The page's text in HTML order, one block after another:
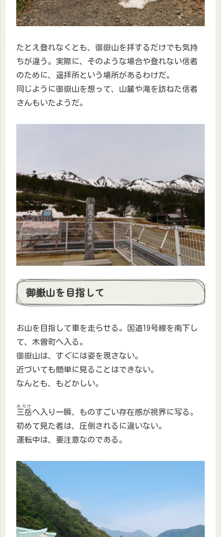
たとえ登れなくとも、御嶽山を拝するだけでも気持
ちが違う。実際に、そのような場合や登れない信者
のために、遥拝所という場所があるわけだ。
同じように御嶽山を想って、山麓や滝を訪ねた信者
さんもいたようだ。
御嶽山を目指して
お山を目指して車を走らせる。国道19号線を南下し
て、木曽町へ入る。
御嶽山は、すぐには姿を現さない。
近づいても簡単に見ることはできない。
なんとも、もどかしい。
三岳
みたけ
へ入り一瞬、ものすごい存在感が視界に写る。
初めて見た者は、圧倒されるに違いない。
運転中は、要注意なのである。